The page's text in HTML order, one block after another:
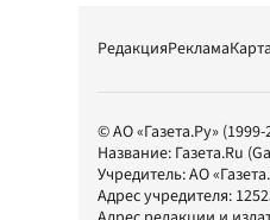
РедакцияРеклама
© АО «Газета.Ру»
Название: Газета.Ru
Учредитель:АО
Адрес учредителя: